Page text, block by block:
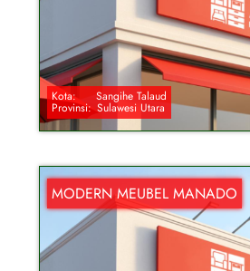
Kota: Sangihe Talaud
Provinsi: Sulawesi Utara
MODERN MEUBEL MANADO